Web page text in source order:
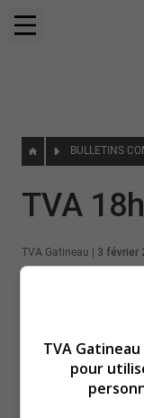
BULLETINS
TVA
TVA Gatineau 3 février
TVA
pour